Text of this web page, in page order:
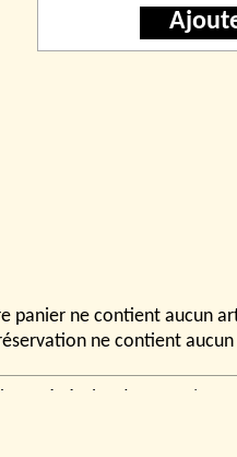
panier ne contient aucun
ne contient